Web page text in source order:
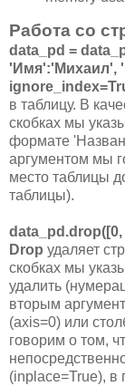
Работа со
data_pd =
'Имя':'Михаил',
в таблицу. В
скобках мы
формате
аргументом мы
место таблицы
таблицы).
Drop удаляет
скобках мы
удалить
вторым
(axis=0) или
говорим о том,
(inplace=True), в